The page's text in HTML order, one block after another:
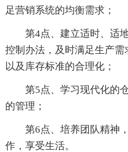
足营销系统的均衡需求；
第4点、建立适时、适地
控制办法，及时满足生产
以及库存标准的合理化；
第5点、学习现代化的仓
的管理；
第6点、培养团队精神，
作，享受生活。